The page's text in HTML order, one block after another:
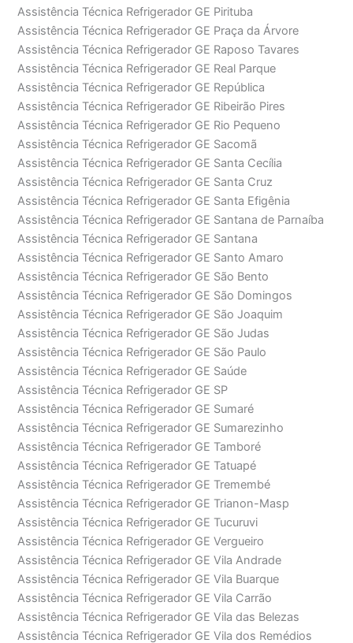
Assistência Técnica Refrigerador GE Pirituba
Assistência Técnica Refrigerador GE Praça da Árvore
Assistência Técnica Refrigerador GE Raposo Tavares
Assistência Técnica Refrigerador GE Real Parque
Assistência Técnica Refrigerador GE República
Assistência Técnica Refrigerador GE Ribeirão Pires
Assistência Técnica Refrigerador GE Rio Pequeno
Assistência Técnica Refrigerador GE Sacomã
Assistência Técnica Refrigerador GE Santa Cecília
Assistência Técnica Refrigerador GE Santa Cruz
Assistência Técnica Refrigerador GE Santa Efigênia
Assistência Técnica Refrigerador GE Santana de Parnaíba
Assistência Técnica Refrigerador GE Santana
Assistência Técnica Refrigerador GE Santo Amaro
Assistência Técnica Refrigerador GE São Bento
Assistência Técnica Refrigerador GE São Domingos
Assistência Técnica Refrigerador GE São Joaquim
Assistência Técnica Refrigerador GE São Judas
Assistência Técnica Refrigerador GE São Paulo
Assistência Técnica Refrigerador GE Saúde
Assistência Técnica Refrigerador GE SP
Assistência Técnica Refrigerador GE Sumaré
Assistência Técnica Refrigerador GE Sumarezinho
Assistência Técnica Refrigerador GE Tamboré
Assistência Técnica Refrigerador GE Tatuapé
Assistência Técnica Refrigerador GE Tremembé
Assistência Técnica Refrigerador GE Trianon-Masp
Assistência Técnica Refrigerador GE Tucuruvi
Assistência Técnica Refrigerador GE Vergueiro
Assistência Técnica Refrigerador GE Vila Andrade
Assistência Técnica Refrigerador GE Vila Buarque
Assistência Técnica Refrigerador GE Vila Carrão
Assistência Técnica Refrigerador GE Vila das Belezas
Assistência Técnica Refrigerador GE Vila dos Remédios